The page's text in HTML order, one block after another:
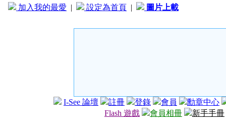
加入我的最愛 | 設定為首頁 | 圖片上載
I-See 論壇 註冊 登錄 會員
勳章中心
Flash 遊戲
會員相冊 新手手冊